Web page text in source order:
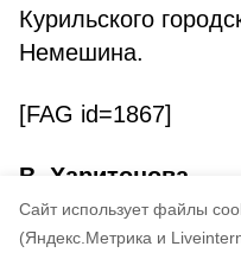
Cайт использует файлы
(Яндекс.Метрика и
Курильского
Немешина.
[FAG id=1867]
В. Харитонова
Авторы: admin